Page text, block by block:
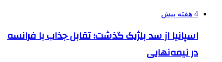
4 هفته پیش
اسپانیا از سد بلژیک گذشت؛ تقابل جذاب با فرانسه
در نیمه‌نهایی